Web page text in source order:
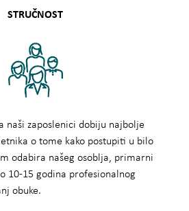
STRUČNOST
naši zaposlenici dobiju najbolje
o tome kako postupiti u bilo
odabira našeg osoblja, primarni
10-15 godina profesionalnog
obuke.